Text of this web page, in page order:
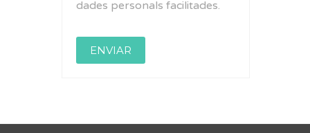
dades personals facilitades.